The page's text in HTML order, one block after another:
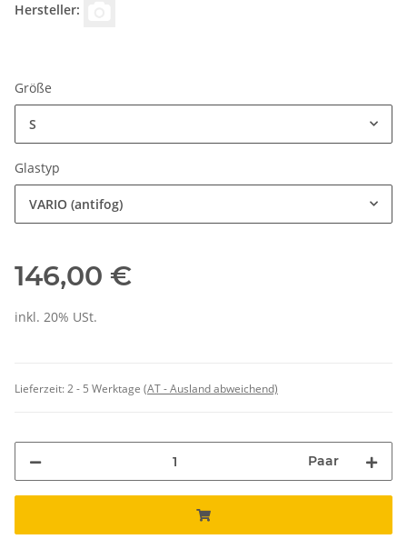
Hersteller:
Größe
S
Glastyp
VARIO (antifog)
146,00 €
inkl. 20% USt.
Lieferzeit:2 - 5 Werktage (AT - Ausland abweichend)
Paar